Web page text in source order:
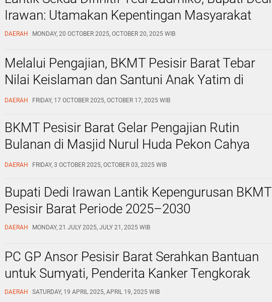
Irawan: Utamakan Kepentingan Masyarakat
DAERAH MONDAY, 20 OCTOBER 2025, OCTOBER 20, 2025 WIB
Melalui Pengajian, BKMT Pesisir Barat Tebar
Nilai Keislaman dan Santuni Anak Yatim di
Padang Rindu ‎
DAERAH FRIDAY, 17 OCTOBER 2025, OCTOBER 17, 2025 WIB
BKMT Pesisir Barat Gelar Pengajian Rutin
Bulanan di Masjid Nurul Huda Pekon Cahya
Negeri ‎
DAERAH FRIDAY, 3 OCTOBER 2025, OCTOBER 03, 2025 WIB
Bupati Dedi Irawan Lantik Kepengurusan BKMT
Pesisir Barat Periode 2025–2030
DAERAH MONDAY, 21 JULY 2025, JULY 21, 2025 WIB
PC GP Ansor Pesisir Barat Serahkan Bantuan
untuk Sumyati, Penderita Kanker Tengkorak
DAERAH SATURDAY, 19 APRIL 2025, APRIL 19, 2025 WIB